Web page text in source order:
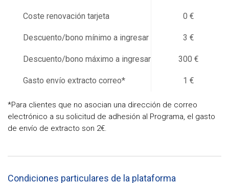
Coste renovación tarjeta 0 €
Descuento/bono mínimo a ingresar 3 €
Descuento/bono máximo a ingresar 300 €
Gasto envío extracto correo* 1 €
*Para clientes que no asocian una dirección de correo
electrónico a su solicitud de adhesión al Programa, el gasto
de envío de extracto son 2€.
Condiciones particulares de la plataforma